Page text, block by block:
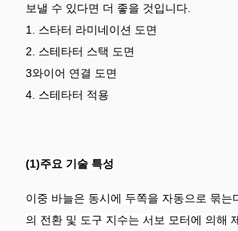
보낼 수 있다면 더 좋을 것입니다.
1. 스타터 라미네이션 도면
2. 스테타터 스택 도면
3와이어 연결 도면
4. 스테타터 적용
(1)주요 기술 특성
이중 바늘은 동시에 두쪽을 자동으로 묶는
의 전환 및 도구 지수는 서보 모터에 의해